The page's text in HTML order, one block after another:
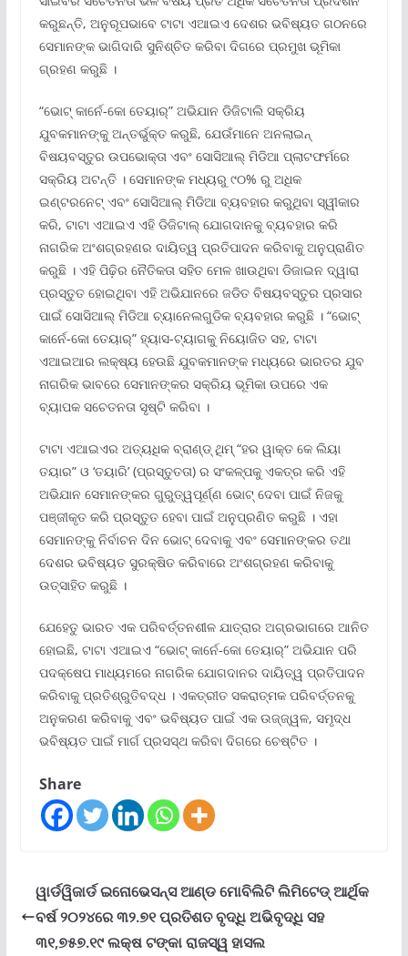
କରୁଛନ୍ତି, ଅନୁରୂପଭାବେ ଟାଟା ଏଆଇଏ ଦେଶର ଭବିଷ୍ୟତ ଗଠନରେ
ସେମାନଙ୍କ ଭାଗିଦାରି ସୁନିଶ୍ଚିତ କରିବା ଦିଗରେ ପ୍ରମୁଖ ଭୂମିକା
ଗ୍ରହଣ କରୁଛି ।
“ଭୋଟ୍ କାର୍ନେ-କୋ ତେୟାର୍‌” ଅଭିଯାନ ଡିଜିଟାଲି ସକ୍ରିୟ
ଯୁବକମାନଙ୍କୁ ଅନ୍ତର୍ଭୁକ୍ତ କରୁଛି, ଯେଉଁମାନେ ଅନଲାଇନ୍
ବିଷୟବସ୍ତୁର ଉପଭୋକ୍ତା ଏବଂ ସୋସିଆଲ୍ ମିଡିଆ ପ୍ଲାଟଫର୍ମରେ
ସକ୍ରିୟ ଅଟନ୍ତି । ସେମାନଙ୍କ ମଧ୍ୟରୁ ୯୦% ରୁ ଅଧିକ
ଇଣ୍ଟରନେଟ୍ ଏବଂ ସୋସିଆଲ୍ ମିଡିଆ ବ୍ୟବହାର କରୁଥିବା ସ୍ୱୀକାର
କରି, ଟାଟା ଏଆଇଏ ଏହି ଡିଜିଟାଲ୍ ଯୋଗଦାନକୁ ବ୍ୟବହାର କରି
ନାଗରିକ ଅଂଶଗ୍ରହଣର ଦାୟିତ୍ୱ ପ୍ରତିପାଦନ କରିବାକୁ ଅନୁପ୍ରାଣିତ
କରୁଛି । ଏହି ପିଢ଼ିର ନୈତିକତା ସହିତ ମେଳ ଖାଉଥିବା ଡିଜାଇନ ଦ୍ୱାରା
ପ୍ରସ୍ତୁତ ହୋଇଥିବା ଏହି ଅଭିଯାନରେ ଜଡିତ ବିଷୟବସ୍ତୁର ପ୍ରସାର
ପାଇଁ ସୋସିଆଲ୍ ମିଡିଆ ଚ୍ୟାନେଲଗୁଡିକ ବ୍ୟବହାର କରୁଛି । “ଭୋଟ୍
କାର୍ନେ-କୋ ତେୟାର୍‌” ହ୍ୟାସ-ଟ୍ୟାଗକୁ ନିୟୋଜିତ ସହ, ଟାଟା
ଏଆଇଆର ଲକ୍ଷ୍ୟ ହେଉଛି ଯୁବକମାନଙ୍କ ମଧ୍ୟରେ ଭାରତର ଯୁବ
ନାଗରିକ ଭାବରେ ସେମାନଙ୍କର ସକ୍ରିୟ ଭୂମିକା ଉପରେ ଏକ
ବ୍ୟାପକ ସଚେତନତା ସୃଷ୍ଟି କରିବା ।
ଟାଟା ଏଆଇଏର ଅତ୍ୟଧିକ ବ୍ରାଣ୍ଡ୍ ଥିମ୍ “ହର ୱାକ୍ତ କେ ଲିୟା
ତୟାର” ଓ ‘ତୟାରି’ (ପ୍ରସ୍ତୁତତା) ର ସଂକଳ୍ପକୁ ଏକତ୍ର କରି ଏହି
ଅଭିଯାନ ସେମାନଙ୍କର ଗୁରୁତ୍ୱପୂର୍ଣ୍ଣ ଭୋଟ୍ ଦେବା ପାଇଁ ନିଜକୁ
ପଞ୍ଜୀକୃତ କରି ପ୍ରସ୍ତୁତ ହେବା ପାଇଁ ଅନୁପ୍ରଣିତ କରୁଛି । ଏହା
ସେମାନଙ୍କୁ ନିର୍ବାଚନ ଦିନ ଭୋଟ୍ ଦେବାକୁ ଏବଂ ସେମାନଙ୍କର ତଥା
ଦେଶର ଭବିଷ୍ୟତ ସୁରକ୍ଷିତ କରିବାରେ ଅଂଶଗ୍ରହଣ କରିବାକୁ
ଉତ୍ସାହିତ କରୁଛି ।
ଯେହେତୁ ଭାରତ ଏକ ପରିବର୍ତ୍ତନଶୀଳ ଯାତ୍ରାର ଅଗ୍ରଭାଗରେ ଆନିତ
ହୋଇଛି, ଟାଟା ଏଆଇଏ “ଭୋଟ୍ କାର୍ନେ-କୋ ତେୟାର୍‌” ଅଭିଯାନ ପରି
ପଦକ୍ଷେପ ମାଧ୍ୟମରେ ନାଗରିକ ଯୋଗଦାନର ଦାୟିତ୍ୱ ପ୍ରତିପାଦନ
କରିବାକୁ ପ୍ରତିଶ୍ରୁତିବଦ୍ଧ । ଏକତ୍ରୀତ ସକରାତ୍ମକ ପରିବର୍ତ୍ତନକୁ
ଅନୁକରଣ କରିବାକୁ ଏବଂ ଭବିଷ୍ୟତ ପାଇଁ ଏକ ଉଜ୍ଜ୍ୱଳ, ସମୃଦ୍ଧ
ଭବିଷ୍ୟତ ପାଇଁ ମାର୍ଗ ପ୍ରସସ୍ଥ କରିବା ଦିଗରେ ଚେଷ୍ଟିତ ।
Share
ୱାର୍ଡୱିଜାର୍ଡ ଇନୋଭେସନ୍ସ ଆଣ୍ଡ ମୋବିଲିଟି ଲିମିଟେଡ୍ ଆର୍ଥିକ
ବର୍ଷ ୨୦୨୪ରେ ୩୨.୭୧ ପ୍ରତିଶତ ବୃଦ୍ଧି ଅଭିବୃଦ୍ଧି ସହ
୩୧,୭୫୭.୧୯ ଲକ୍ଷ ଟଙ୍କା ରାଜସ୍ୱ ହାସଲ